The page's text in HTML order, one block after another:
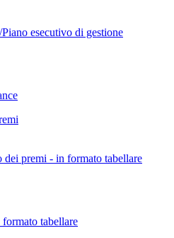
esecutivo di gestione
dei premi - in formato tabellare
tabellare